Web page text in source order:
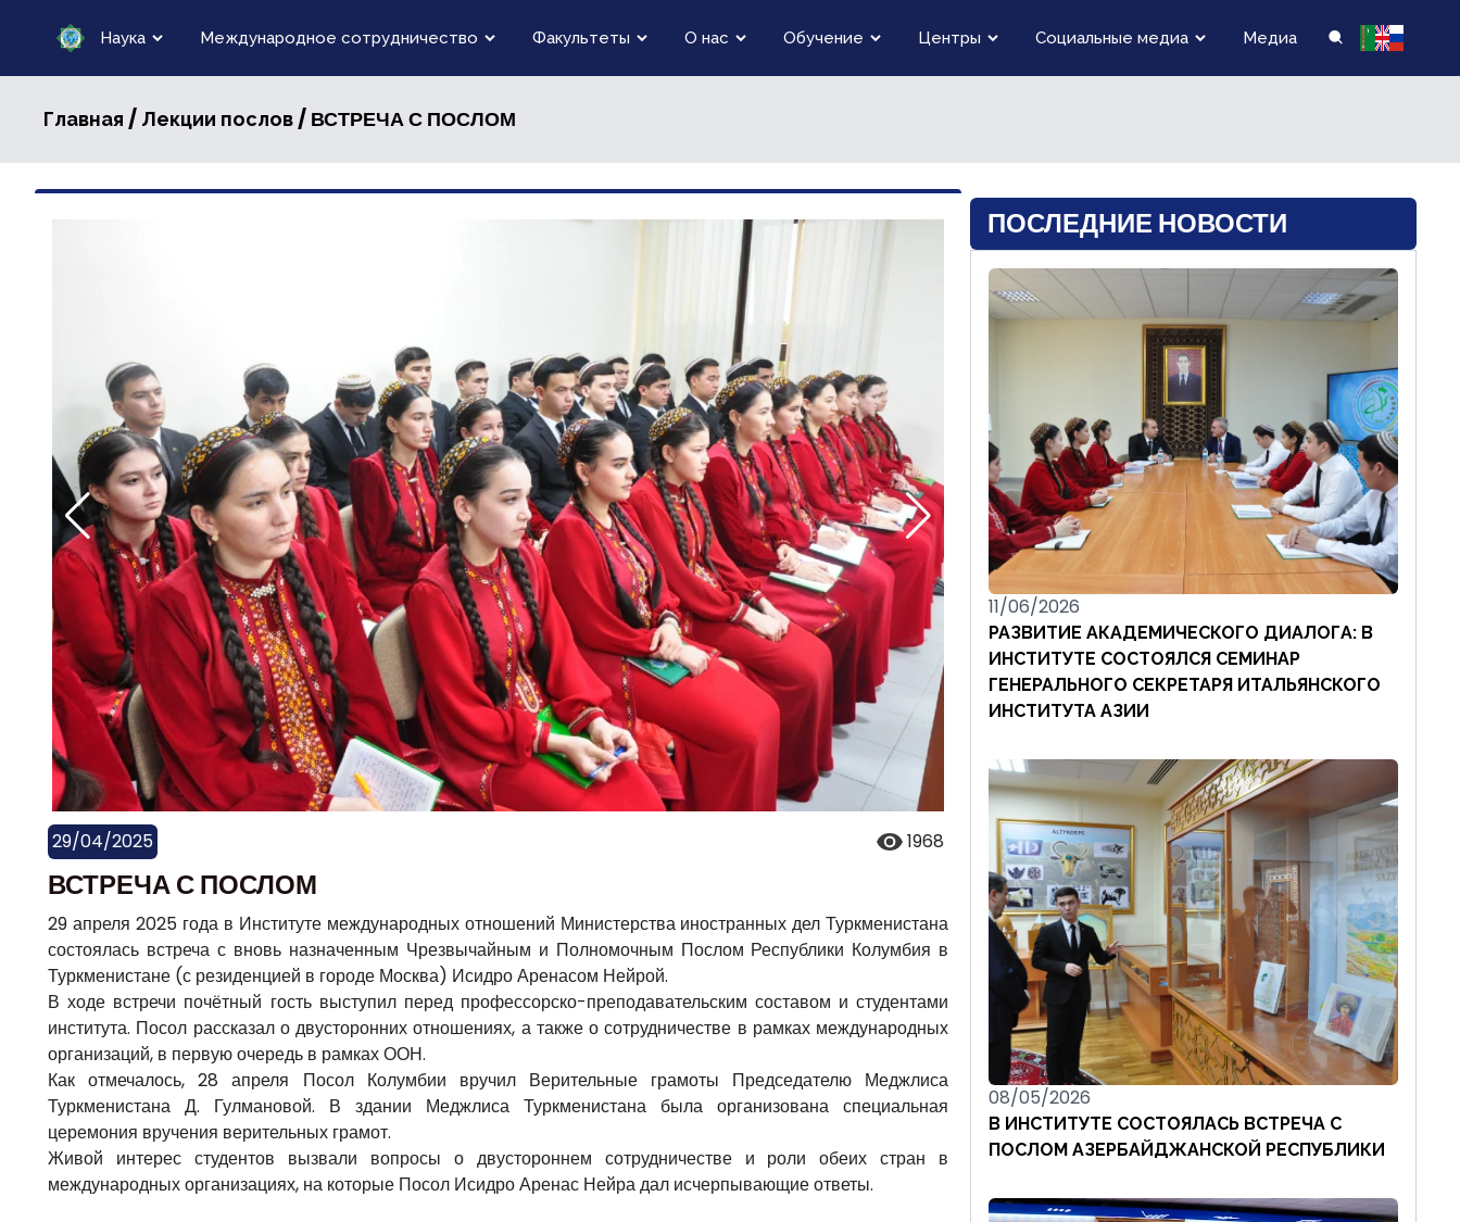
Наука Международное сотрудничество Факультеты О нас Обучение Центры Социальные медиа Медиа
Главная / Лекции послов/ ВСТРЕЧА С ПОСЛОМ
29/04/2025 1968
ВСТРЕЧА С ПОСЛОМ
29 апреля 2025 года в Институте международных отношений Министерства иностранных дел Туркменистана
состоялась встреча с вновь назначенным Чрезвычайным и Полномочным Послом Республики Колумбия в
Туркменистане (с резиденцией в городе Москва) Исидро Аренасом Нейрой.
В ходе встречи почётный гость выступил перед профессорско-преподавательским составом и студентами
института. Посол рассказал о двусторонних отношениях, а также о сотрудничестве в рамках международных
организаций, в первую очередь в рамках ООН.
Как отмечалось, 28 апреля Посол Колумбии вручил Верительные грамоты Председателю Меджлиса
Туркменистана Д. Гулмановой. В здании Меджлиса Туркменистана была организована специальная
церемония вручения верительных грамот.
Живой интерес студентов вызвали вопросы о двустороннем сотрудничестве и роли обеих стран в
международных организациях, на которые Посол Исидро Аренас Нейра дал исчерпывающие ответы.
ПОСЛЕДНИЕ НОВОСТИ
11/06/2026
РАЗВИТИЕ АКАДЕМИЧЕСКОГО ДИАЛОГА: В
ИНСТИТУТЕ СОСТОЯЛСЯ СЕМИНАР
ГЕНЕРАЛЬНОГО СЕКРЕТАРЯ ИТАЛЬЯНСКОГО
ИНСТИТУТА АЗИИ
08/05/2026
В ИНСТИТУТЕ СОСТОЯЛАСЬ ВСТРЕЧА С
ПОСЛОМ АЗЕРБАЙДЖАНСКОЙ РЕСПУБЛИКИ